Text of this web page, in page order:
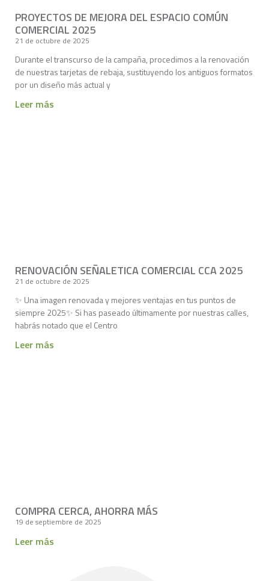
PROYECTOS DE MEJORA DEL ESPACIO COMÚN
COMERCIAL 2025
21 de octubre de 2025
Durante el transcurso de la campaña, procedimos a la renovación
de nuestras tarjetas de rebaja, sustituyendo los antiguos formatos
por un diseño más actual y
Leer más
RENOVACIÓN SEÑALETICA COMERCIAL CCA 2025
21 de octubre de 2025
✨ Una imagen renovada y mejores ventajas en tus puntos de
siempre 2025✨ Si has paseado últimamente por nuestras calles,
habrás notado que el Centro
Leer más
COMPRA CERCA, AHORRA MÁS
19 de septiembre de 2025
Leer más